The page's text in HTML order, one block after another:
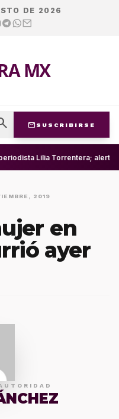
DE 2026
MX
mail SUSCRIBIRSE
Lilia Torrentera;
2019
en
ayer